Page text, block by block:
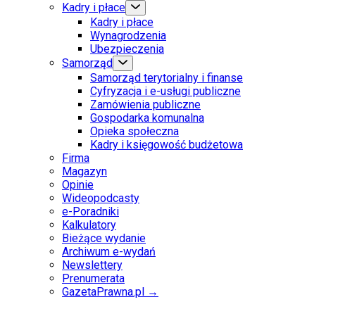
Kadry i płace
Kadry i płace
Wynagrodzenia
Ubezpieczenia
Samorząd
Samorząd terytorialny i finanse
Cyfryzacja i e-usługi publiczne
Zamówienia publiczne
Gospodarka komunalna
Opieka społeczna
Kadry i księgowość budżetowa
Firma
Magazyn
Opinie
Wideopodcasty
e-Poradniki
Kalkulatory
Bieżące wydanie
Archiwum e-wydań
Newslettery
Prenumerata
GazetaPrawna.pl →